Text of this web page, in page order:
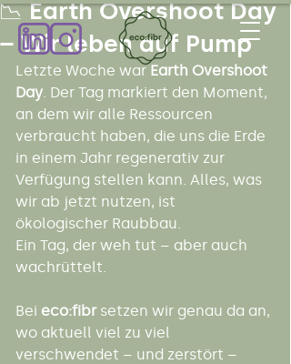
📉 Earth Overshoot Day
– Wir leben auf Pump
Letzte Woche war Earth Overshoot
Day. Der Tag markiert den Moment,
an dem wir alle Ressourcen
verbraucht haben, die uns die Erde
in einem Jahr regenerativ zur
Verfügung stellen kann. Alles, was
wir ab jetzt nutzen, ist
ökologischer Raubbau.
Ein Tag, der weh tut – aber auch
wachrüttelt.
Bei eco:fibr setzen wir genau da an,
wo aktuell viel zu viel
verschwendet – und zerstört –